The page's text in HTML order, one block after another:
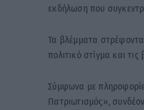
εκδήλωση που
Τα βλέμματα
πολιτικό στίγμα και
Σύμφωνα με
Πατριωτισμός»,